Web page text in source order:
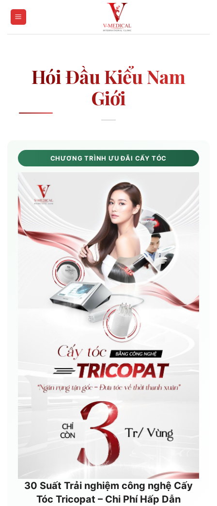
Hói Đầu Kiểu Nam
Giới
CHƯƠNG TRÌNH ƯU ĐÃI CẤY TÓC
30 Suất Trải nghiệm công nghệ Cấy
Tóc Tricopat – Chi Phí Hấp Dẫn